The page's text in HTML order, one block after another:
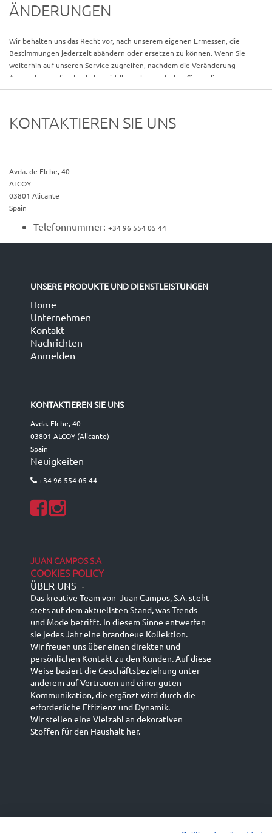
Bestimmungen, Bedingungen und Datenschutzregelungen der Webseiten
disposiciones legales.
ÄNDERUNGEN
Wir behalten uns das Recht vor, nach unserem eigenen Ermessen, die
Bestimmungen jederzeit abändern oder ersetzen zu können. Wenn Sie
weiterhin auf unseren Service zugreifen, nachdem die Veränderung
Anwendung gefunden haben, ist Ihnen bewusst, dass Sie an diese
veränderten Bedingungen gebunden sind.
KONTAKTIEREN SIE UNS
Avda. de Elche, 40
ALCOY
03801 Alicante
Spain
Telefonnummer: +34 96 554 05 44
UNSERE PRODUKTE UND DIENSTLEISTUNGEN
Home
Unternehmen
Kontakt
Nachrichten
Anmelden
KONTAKTIEREN SIE UNS
Avda. Elche, 40
03801 ALCOY (Alicante)
Spain
Neuigkeiten
+34 96 554 05 44
JUAN CAMPOS S.A
COOKIES POLICY
ÜBER UNS -
Das kreative Team von Juan Campos, S.A. steht
stets auf dem aktuellsten Stand, was Trends
und Mode betrifft. In diesem Sinne entwerfen
sie jedes Jahr eine brandneue Kollektion.
Wir freuen uns über einen direkten und
persönlichen Kontakt zu den Kunden. Auf diese
Weise basiert die Geschäftsbeziehung unter
anderem auf Vertrauen und einer guten
Kommunikation, die ergänzt wird durch die
erforderliche Effizienz und Dynamik.
Wir stellen eine Vielzahl an dekorativen
Stoffen für den Haushalt her.
English (UK)